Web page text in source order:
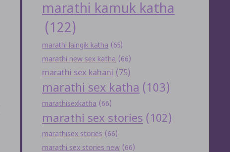
marathi kamuk katha
(122)
marathi laingik katha (65)
marathi new sex katha (66)
marathi sex kahani (75)
marathi sex katha (103)
marathisexkatha (66)
marathi sex stories (102)
marathisex stories (66)
marathi sex stories new (66)